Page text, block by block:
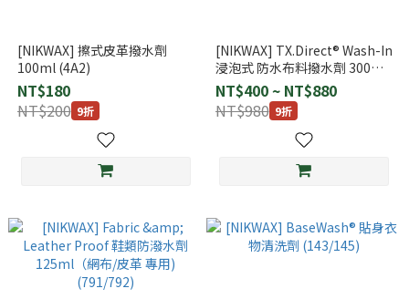
[NIKWAX] 擦式皮革撥水劑
100ml (4A2)
NT$180
NT$200 9折
[NIKWAX] TX.Direct® Wash-In
浸泡式 防水布料撥水劑 300ml
1L (251/253)
NT$400 ~ NT$880
NT$980 9折